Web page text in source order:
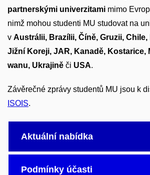
partnerskými univerzitami mimo
nimž mohou studenti MU studovat na
v Austrálii, Brazílii, Číně, Gruzii,
Jižní Koreji, JAR, Kanadě, Kostarice,
wanu, Ukrajině či USA.
Závěrečné zprávy studentů MU jsou k
ISOIS.
Aktuální nabídka
Podmínky účasti